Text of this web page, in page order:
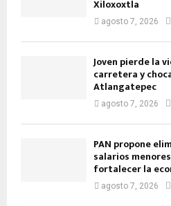
Xiloxoxtla
agosto 7, 2026
Joven pierde la
carretera y
Atlangatepec
agosto 7, 2026
PAN propone
salarios
fortalecer la
agosto 7, 2026